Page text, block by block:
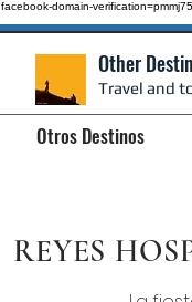
facebook-domain-
Other
Travel and
Otros Destinos
REYES